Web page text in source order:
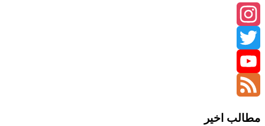
Instagram
Twitter
YouTube
مطالب اخیر